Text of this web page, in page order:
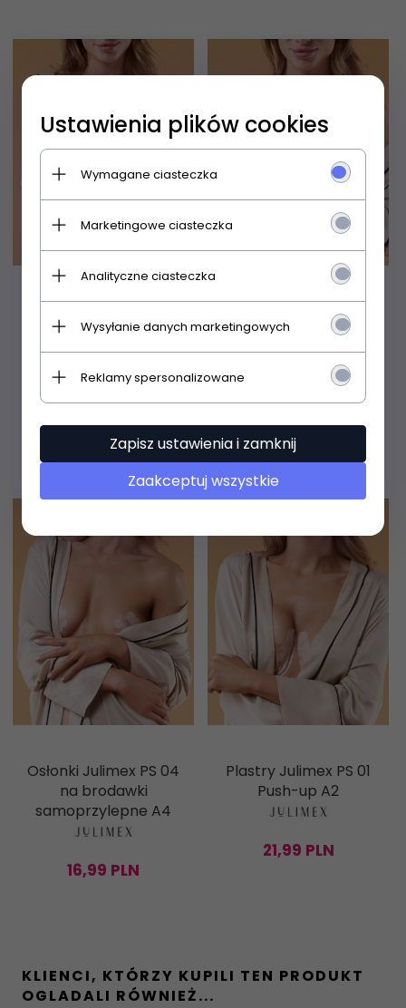
Lift-up A2
PLN
Osłonki Julimex PS 05
na brodawki silikonowe
PLN
Osłonki Julimex PS 04
na brodawki
samoprzylepne A4
16,99 PLN
Plastry Julimex PS 01
Push-up A2
21,99 PLN
KLIENCI, KTÓRZY KUPILI TEN PRODUKT
OGLADALI RÓWNIEŻ...
Ustawienia plików cookies
Wymagane ciasteczka
Marketingowe ciasteczka
Analityczne ciasteczka
Wysyłanie danych marketingowych
Reklamy spersonalizowane
Zapisz ustawienia i zamknij
Zaakceptuj wszystkie